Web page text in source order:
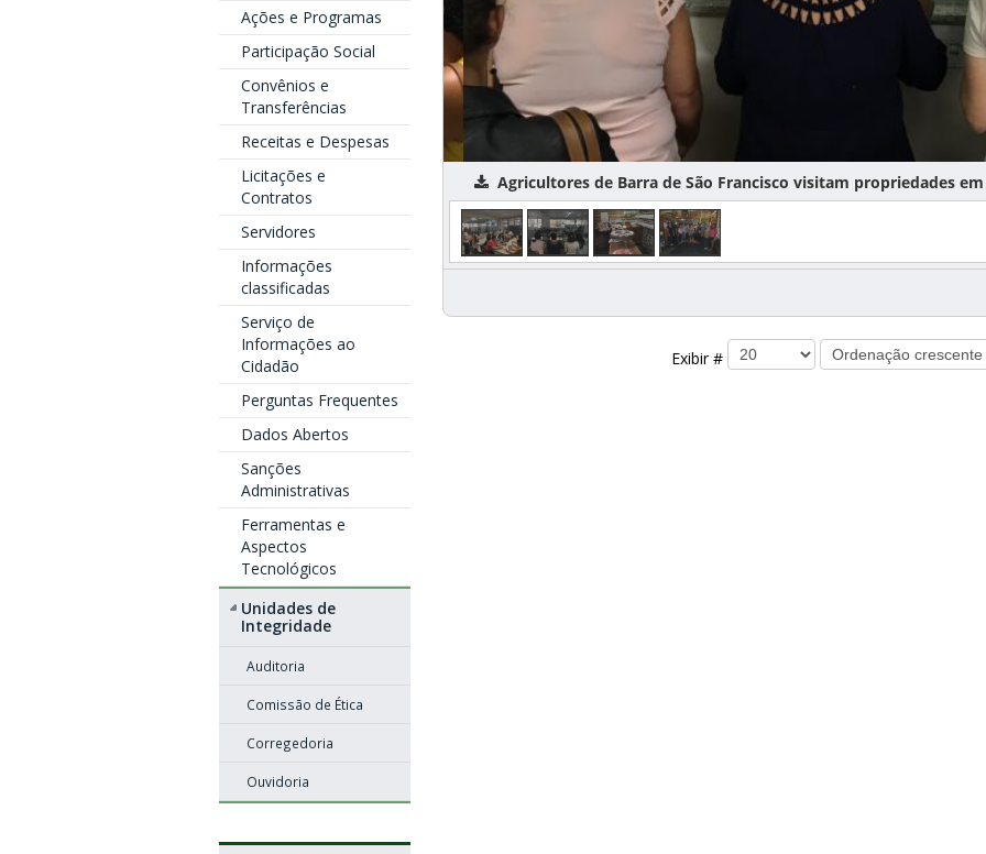
Ações e Programas
Participação Social
Convênios e
Transferências
Receitas e Despesas
Licitações e
Contratos
Servidores
Informações
classificadas
Serviço de
Informações ao
Cidadão
Perguntas Frequentes
Dados Abertos
Sanções
Administrativas
Ferramentas e
Aspectos
Tecnológicos
Unidades de
Integridade
Auditoria
Comissão de Ética
Corregedoria
Ouvidoria
Agricultores de Barra de São Francisco visitam propriedades em
Exibir #